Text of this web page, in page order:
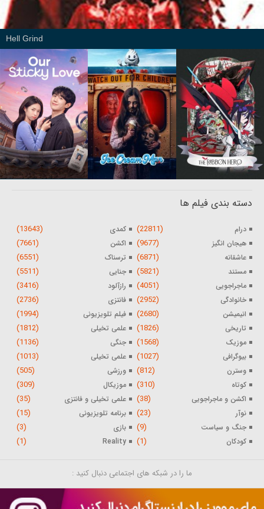
Hell Grind
دسته بندی فیلم ها
درام (22811) کمدی (13643)
هیجان انگیز (9677) اکشن (7661)
عاشقانه (6871) ترسناک (6551)
مستند (5821) جنایی (5511)
ماجراجویی (4051) رازآلود (3416)
خانوادگی (2952) فانتزی (2736)
انیمیشن (2680) فیلم تلویزیونی (1994)
تاریخی (1826) علمی تخیلی (1812)
موزیک (1568) جنگی (1136)
بیوگرافی (1027) علمی تخیلی (1013)
وسترن (812) ورزشی (505)
کوتاه (310) موزیکال (309)
اکشن و ماجراجویی (38) علمی تخیلی و فانتزی (35)
نوآر (23) برنامه تلویزیونی (15)
جنگ و سیاست (9) بازی (3)
کودکان (1)
Reality
(1)
ما را در شبکه های اجتماعی دنبال کنید :